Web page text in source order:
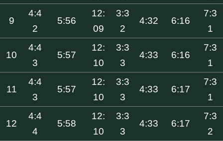
9
4:4
2
5:56
12:
09
3:3
2
4:32 6:16
7:3
1
10
4:4
3
5:57
12:
10
3:3
3
4:33 6:16
7:3
1
11
4:4
3
5:57
12:
10
3:3
3
4:33 6:17
7:3
1
12
4:4
4
5:58
12:
10
3:3
3
4:33 6:17
7:3
2